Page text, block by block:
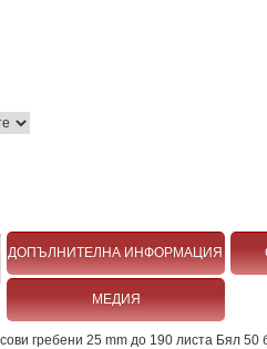
ДОПЪЛНИТЕЛНА ИНФОРМАЦИЯ
МЕДИЯ
гребени 25 mm до 190 листа Бял 50